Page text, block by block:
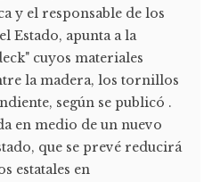
y el responsable de los
Estado, apunta a la
cuyos materiales
la madera, los tornillos
según se publicó .
en medio de un nuevo
que se prevé reducirá
estatales en